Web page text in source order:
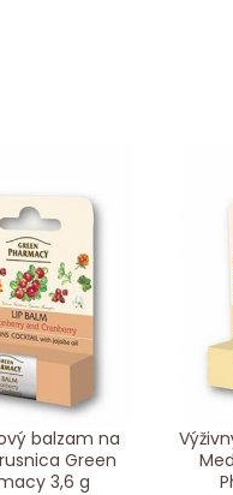
balzam na
Green
3,6 g